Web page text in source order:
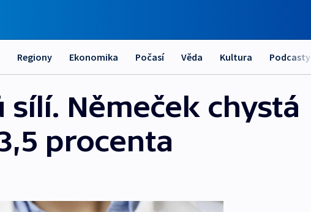
Regiony Ekonomika Počasí Věda Kultura Podcasty
Němeček chystá
procenta